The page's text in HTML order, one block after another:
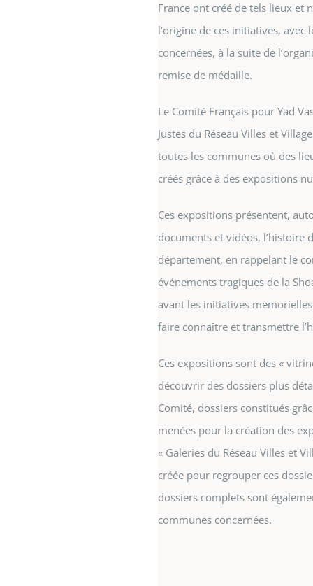
France ont créé de tels lieux et
l’origine de ces initiatives, avec
concernées, à la suite de
remise de médaille.
Le Comité Français pour Yad
Justes du Réseau Villes et
toutes les communes où des
créés grâce à des expositions
Ces expositions présentent,
documents et vidéos, l’histoire
département, en rappelant le
événements tragiques de la
avant les initiatives
faire connaître et transmettre
Ces expositions sont des «
découvrir des dossiers plus
Comité, dossiers constitués
menées pour la création des
« Galeries du Réseau Villes et
créée pour regrouper ces
dossiers complets sont
communes concernées.